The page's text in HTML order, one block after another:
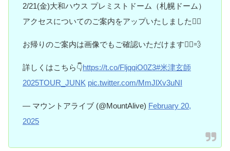
2/21(金)大和ハウス プレミストドーム（札幌ドーム）
アクセスについてのご案内をアップいたしました💁‍♀️
お帰りのご案内は画像でもご確認いただけます🏃‍♀️💨
詳しくはこちら👇https://t.co/FljqqiO0Z3#米津玄師
2025TOUR_JUNK pic.twitter.com/MmJlXv3uNI
— マウントアライブ (@MountAlive) February 20,
2025